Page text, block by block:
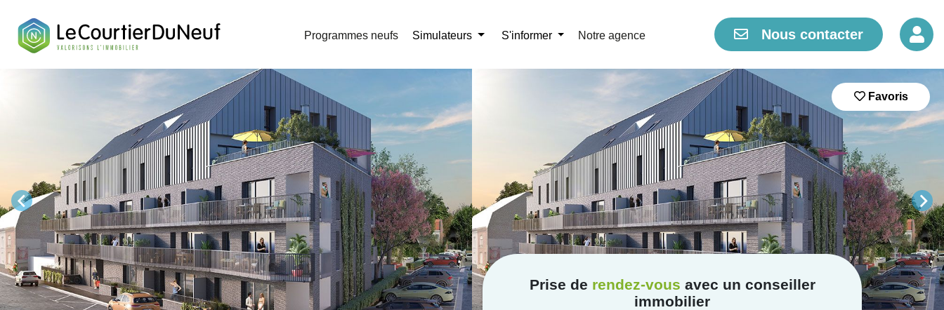
Programmes neufs Simulateurs S'informer Notre agence Nous contacter
Télécharger la brochure 01 41 32 58 67
Favoris
Prise de rendez-vous avec un conseiller
immobilier